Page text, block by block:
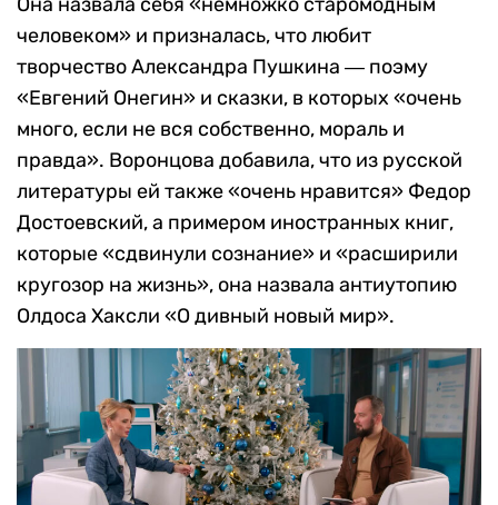
человеком» и призналась, что любит
творчество Александра Пушкина ― поэму
«Евгений Онегин» и сказки, в которых «очень
много, если не вся собственно, мораль и
правда». Воронцова добавила, что из русской
литературы ей также «очень нравится» Федор
Достоевский, а примером иностранных книг,
которые «сдвинули сознание» и «расширили
кругозор на жизнь», она назвала антиутопию
Олдоса Хаксли «О дивный новый мир».